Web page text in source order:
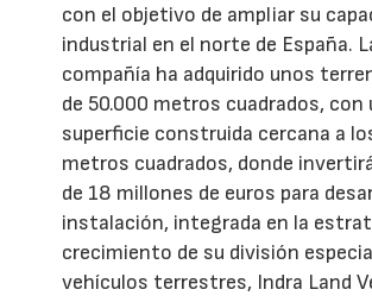
con el objetivo de ampliar su
industrial en el norte de España.
compañía ha adquirido unos
de 50.000 metros cuadrados, con
superficie construida cercana a
metros cuadrados, donde
de 18 millones de euros para
instalación, integrada en la
crecimiento de su división
vehículos terrestres, Indra Land